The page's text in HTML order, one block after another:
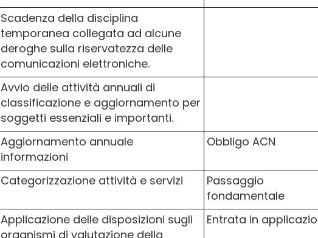
Scadenza della disciplina
temporanea collegata ad alcune
deroghe sulla riservatezza delle
comunicazioni elettroniche.
Avvio delle attività annuali di
classificazione e aggiornamento per
soggetti essenziali e importanti.
Aggiornamento annuale
informazioni
Obbligo ACN
Categorizzazione attività e servizi
Passaggio
fondamentale
Applicazione delle disposizioni sugli
organismi di valutazione della
Entrata in